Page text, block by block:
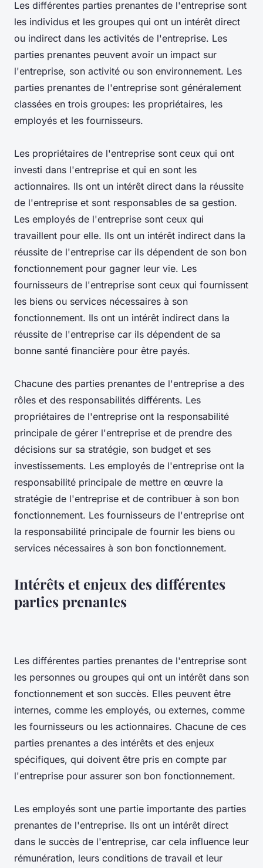
Les différentes parties prenantes de l'entreprise sont
les individus et les groupes qui ont un intérêt direct
ou indirect dans les activités de l'entreprise. Les
parties prenantes peuvent avoir un impact sur
l'entreprise, son activité ou son environnement. Les
parties prenantes de l'entreprise sont généralement
classées en trois groupes: les propriétaires, les
employés et les fournisseurs.
Les propriétaires de l'entreprise sont ceux qui ont
investi dans l'entreprise et qui en sont les
actionnaires. Ils ont un intérêt direct dans la réussite
de l'entreprise et sont responsables de sa gestion.
Les employés de l'entreprise sont ceux qui
travaillent pour elle. Ils ont un intérêt indirect dans la
réussite de l'entreprise car ils dépendent de son bon
fonctionnement pour gagner leur vie. Les
fournisseurs de l'entreprise sont ceux qui fournissent
les biens ou services nécessaires à son
fonctionnement. Ils ont un intérêt indirect dans la
réussite de l'entreprise car ils dépendent de sa
bonne santé financière pour être payés.
Chacune des parties prenantes de l'entreprise a des
rôles et des responsabilités différents. Les
propriétaires de l'entreprise ont la responsabilité
principale de gérer l'entreprise et de prendre des
décisions sur sa stratégie, son budget et ses
investissements. Les employés de l'entreprise ont la
responsabilité principale de mettre en œuvre la
stratégie de l'entreprise et de contribuer à son bon
fonctionnement. Les fournisseurs de l'entreprise ont
la responsabilité principale de fournir les biens ou
services nécessaires à son bon fonctionnement.
Intérêts et enjeux des différentes
parties prenantes
Les différentes parties prenantes de l'entreprise sont
les personnes ou groupes qui ont un intérêt dans son
fonctionnement et son succès. Elles peuvent être
internes, comme les employés, ou externes, comme
les fournisseurs ou les actionnaires. Chacune de ces
parties prenantes a des intérêts et des enjeux
spécifiques, qui doivent être pris en compte par
l'entreprise pour assurer son bon fonctionnement.
Les employés sont une partie importante des parties
prenantes de l'entreprise. Ils ont un intérêt direct
dans le succès de l'entreprise, car cela influence leur
rémunération, leurs conditions de travail et leur